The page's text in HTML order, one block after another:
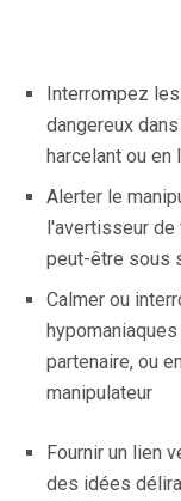
Interrompez
dangereux
harcelant ou en
Alerter le
l'avertisseur de
peut-être sous
Calmer ou
partenaire, ou
manipulateur
Fournir un lien
des idées